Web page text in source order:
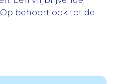
behoort ook tot de